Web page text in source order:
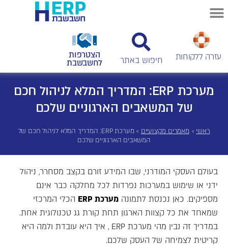
עזרה ללקוחות הצטרפות
לחשבשבת
מערכת ERP: המדריך המלא לניהול חכם
של המשאבים הארגוניים שלכם
ראשי >מאמרים מקצועיים >
מערכת ERP: המדריך המלא לניהול חכם של
המשאבים הארגוניים שלכם
בעולם העסקי המודרני, שבו המידע זורם בקצב מסחרר, ניהול
ידני או שימוש במערכות נפרדות לכל מחלקה כבר אינם
מספיקים. כאן נכנסת לתמונה מערכת
הכלי המרכזי
שמאחד את כל קצוות הארגון תחת קורת גג טכנולוגית אחת.
במדריך זה נבין מהי מערכת ERP , איך היא עובדת ולמה היא
קריטית לצמיחה של העסק שלכם.